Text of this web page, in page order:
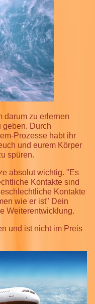
darum zu erlernen
geben. Durch
Prozesse habt ihr
und eurem Körper
spüren.
absolut wichtig. "Es
Kontakte sind
Kontakte
wie er ist" Dein
Weiterentwicklung.
und ist nicht im Preis